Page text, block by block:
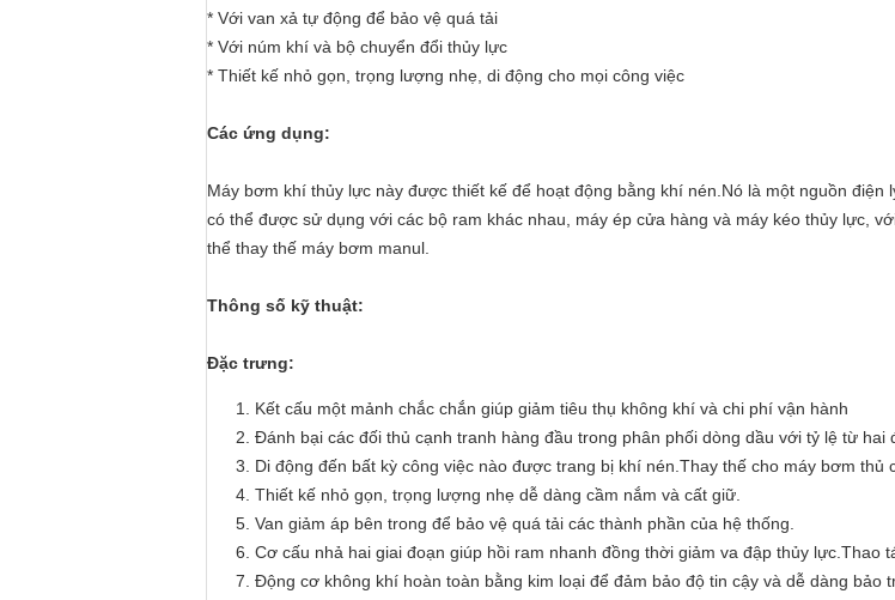
* Với van xả tự động để bảo vệ quá tải
* Với núm khí và bộ chuyển đổi thủy lực
* Thiết kế nhỏ gọn, trọng lượng nhẹ, di động cho mọi công việc
Các ứng dụng:
Máy bơm khí thủy lực này được thiết kế để hoạt động bằng khí nén.Nó là một nguồn
có thể được sử dụng với các bộ ram khác nhau, máy ép cửa hàng và máy kéo thủy lực,
thể thay thế máy bơm manul.
Thông số kỹ thuật:
Đặc trưng:
Kết cấu một mảnh chắc chắn giúp giảm tiêu thụ không khí và chi phí vận hành
Đánh bại các đối thủ cạnh tranh hàng đầu trong phân phối dòng dầu với tỷ lệ từ
Di động đến bất kỳ công việc nào được trang bị khí nén.Thay thế cho máy bơm
Thiết kế nhỏ gọn, trọng lượng nhẹ dễ dàng cầm nắm và cất giữ.
Van giảm áp bên trong để bảo vệ quá tải các thành phần của hệ thống.
Cơ cấu nhả hai giai đoạn giúp hồi ram nhanh đồng thời giảm va đập thủy lực.Thao
Động cơ không khí hoàn toàn bằng kim loại để đảm bảo độ tin cậy và dễ dàng bảo